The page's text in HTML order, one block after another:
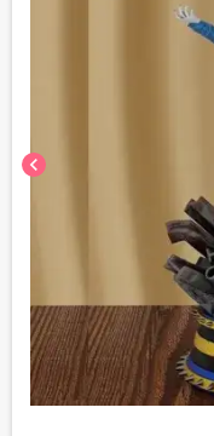
chevron_left